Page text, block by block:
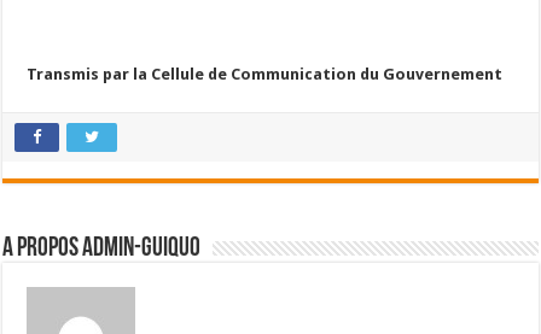
Transmis par la Cellule de Communication du Gouvernement
A propos admin-guiquo